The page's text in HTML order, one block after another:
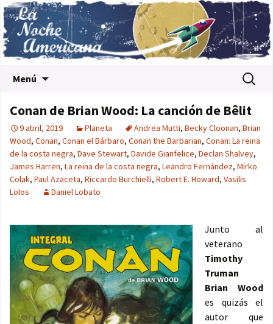
Menú Buscar:
Conan de Brian Wood: La canción de Bêlit
9 abril, 2019 Planeta Andrea Mutti, Becky Cloonan, Brian
Wood, Conan, Conan el Bárbaro, Conan the Barbarian, Conan: La reina
de la costa negra, Dave Stewart, Davide Gianfelice, Declan Shalvey,
James Harren, La reina de la costa negra, Leandro Fernández, Mirko
Colak, Paul Azaceta, Riccardo Burchielli, Robert E. Howard, Vasilis
Lolos
Daniel Lobato
Junto al
veterano
Timothy
Truman
Brian Wood
es quizás el
autor que